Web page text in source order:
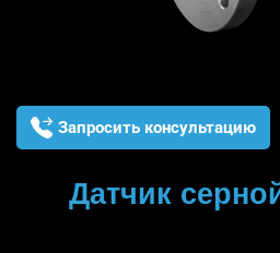
Запросить консультацию
Датчик